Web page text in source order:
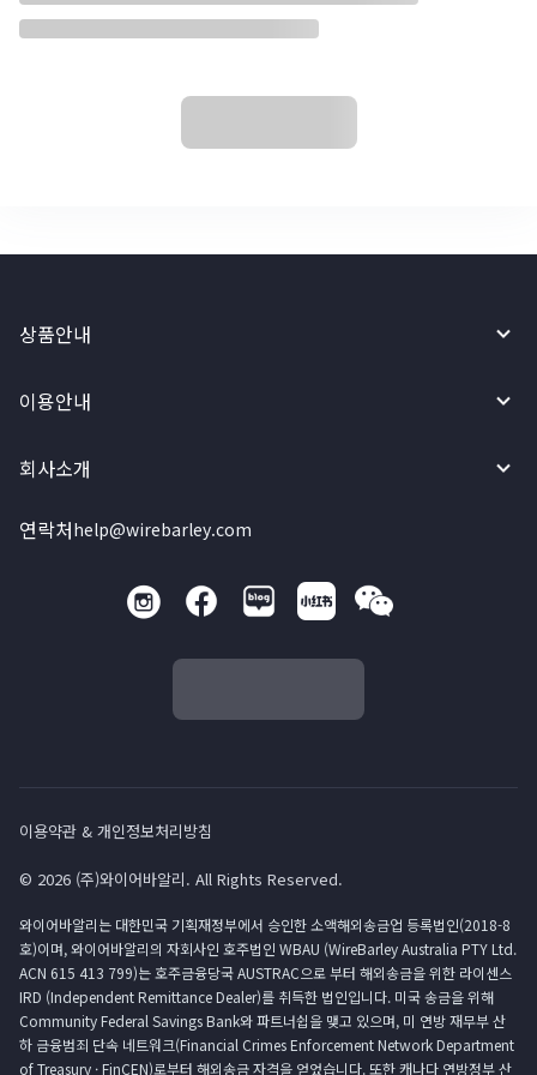
상품안내
이용안내
회사소개
연락처help@wirebarley.com
이용약관 & 개인정보처리방침
© 2026 (주)와이어바알리. All Rights Reserved.
와이어바알리는 대한민국 기획재정부에서 승인한 소액해외송금업 등록법인(2018-8
호)이며, 와이어바알리의 자회사인 호주법인 WBAU (WireBarley Australia PTY Ltd.
ACN 615 413 799)는 호주금융당국 AUSTRAC으로 부터 해외송금을 위한 라이센스
IRD (Independent Remittance Dealer)를 취득한 법인입니다. 미국 송금을 위해
Community Federal Savings Bank와 파트너쉽을 맺고 있으며, 미 연방 재무부 산
하 금융범죄 단속 네트워크(Financial Crimes Enforcement Network Department
of Treasury · FinCEN)로부터 해외송금 자격을 얻었습니다. 또한 캐나다 연방정부 산